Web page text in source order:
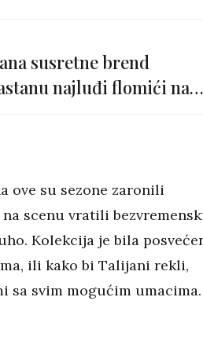
susretne brend
najluđi flomići na
ove su sezone zaronili
scenu vratili
Kolekcija je bila
ili kako bi Talijani rekli,
sa svim mogućim umacima.